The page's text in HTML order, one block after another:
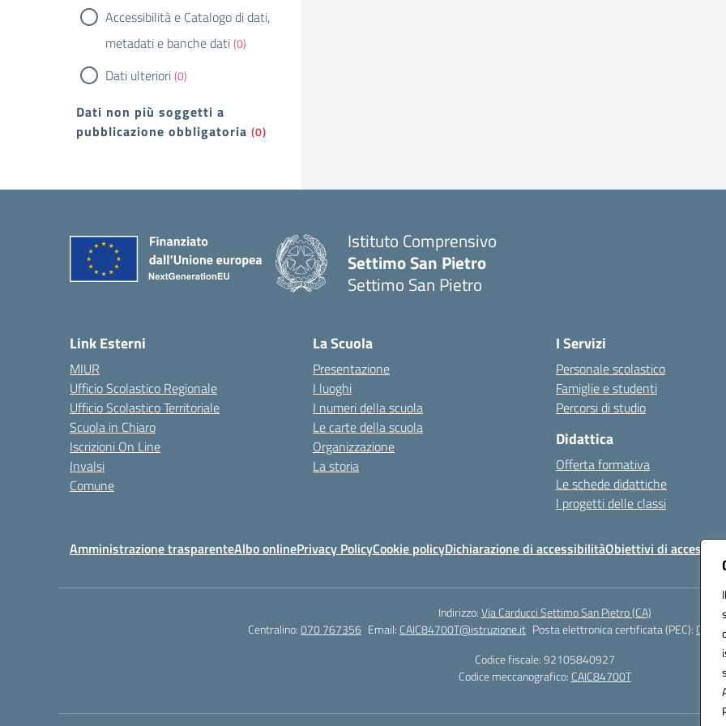
Accessibilità e Catalogo di dati,
metadati e banche dati(0)
Dati ulteriori(0)
Dati non più soggetti a
pubblicazione obbligatoria (0)
Istituto Comprensivo
Settimo San Pietro
Settimo San Pietro
Link Esterni
MIUR
Ufficio Scolastico Regionale
Ufficio Scolastico Territoriale
Scuola in Chiaro
Iscrizioni On Line
Invalsi
Comune
La Scuola
Presentazione
I luoghi
I numeri della scuola
Le carte della scuola
Organizzazione
La storia
I Servizi
Personale scolastico
Famiglie e studenti
Percorsi di studio
Didattica
Offerta formativa
Le schede didattiche
I progetti delle classi
Amministrazione trasparenteAlbo onlinePrivacy PolicyCookie policyDichiarazione di accessibilitàObiettivi di
Indirizzo:Via Carducci Settimo San Pietro (CA)
Centralino:070 767356 Email: CAIC84700T@istruzione.it Posta elettronica certificata (PEC):
Codice fiscale: 92105840927
Codice meccanografico: CAIC84700T